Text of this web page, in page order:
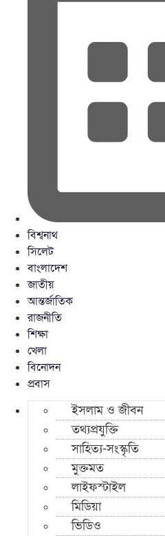
বিশ্বনাথ
সিলেট
বাংলাদেশ
জাতীয়
আন্তর্জাতিক
রাজনীতি
শিক্ষা
খেলা
বিনোদন
প্রবাস
ইসলাম ও জীবন
তথ্যপ্রযুক্তি
সাহিত্য-সংস্কৃতি
মুক্তমত
লাইফস্টাইল
মিডিয়া
ভিডিও